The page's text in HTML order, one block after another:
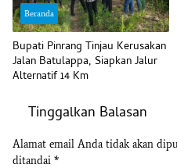
Beranda
Bupati Pinrang Tinjau Kerusakan
Jalan Batulappa, Siapkan Jalur
Alternatif 14 Km
Tinggalkan Balasan
Alamat email Anda tidak akan
ditandai *